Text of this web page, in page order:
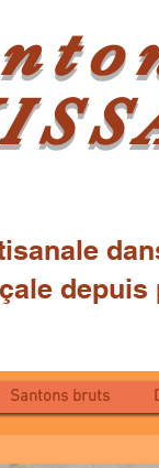
Santons bruts